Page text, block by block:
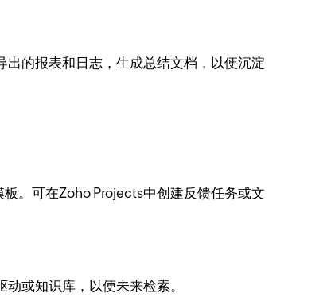
的报表和日志，生成总结文档，以便沉淀
。可在Zoho Projects中创建反馈任务或文
或知识库，以便未来检索。